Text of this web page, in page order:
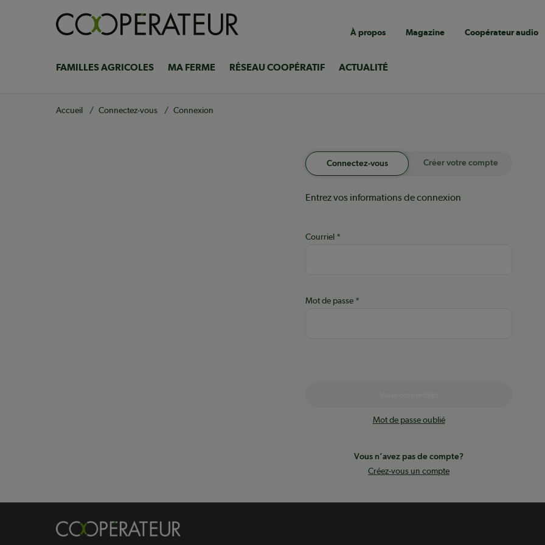
Navigation
utilitaire
À propos Magazine Coopérateur audio
Navigation
principale
FAMILLES AGRICOLES MA FERME RÉSEAU COOPÉRATIF ACTUALITÉ
Fil
Accueil Connectez-vous Connexion
Connectez-vous Créer votre compte
Entrez vos informations de connexion
Courriel
Mot de passe
Mot de passe oublié
Vous n’avez pas de compte?
Créez-vous un compte